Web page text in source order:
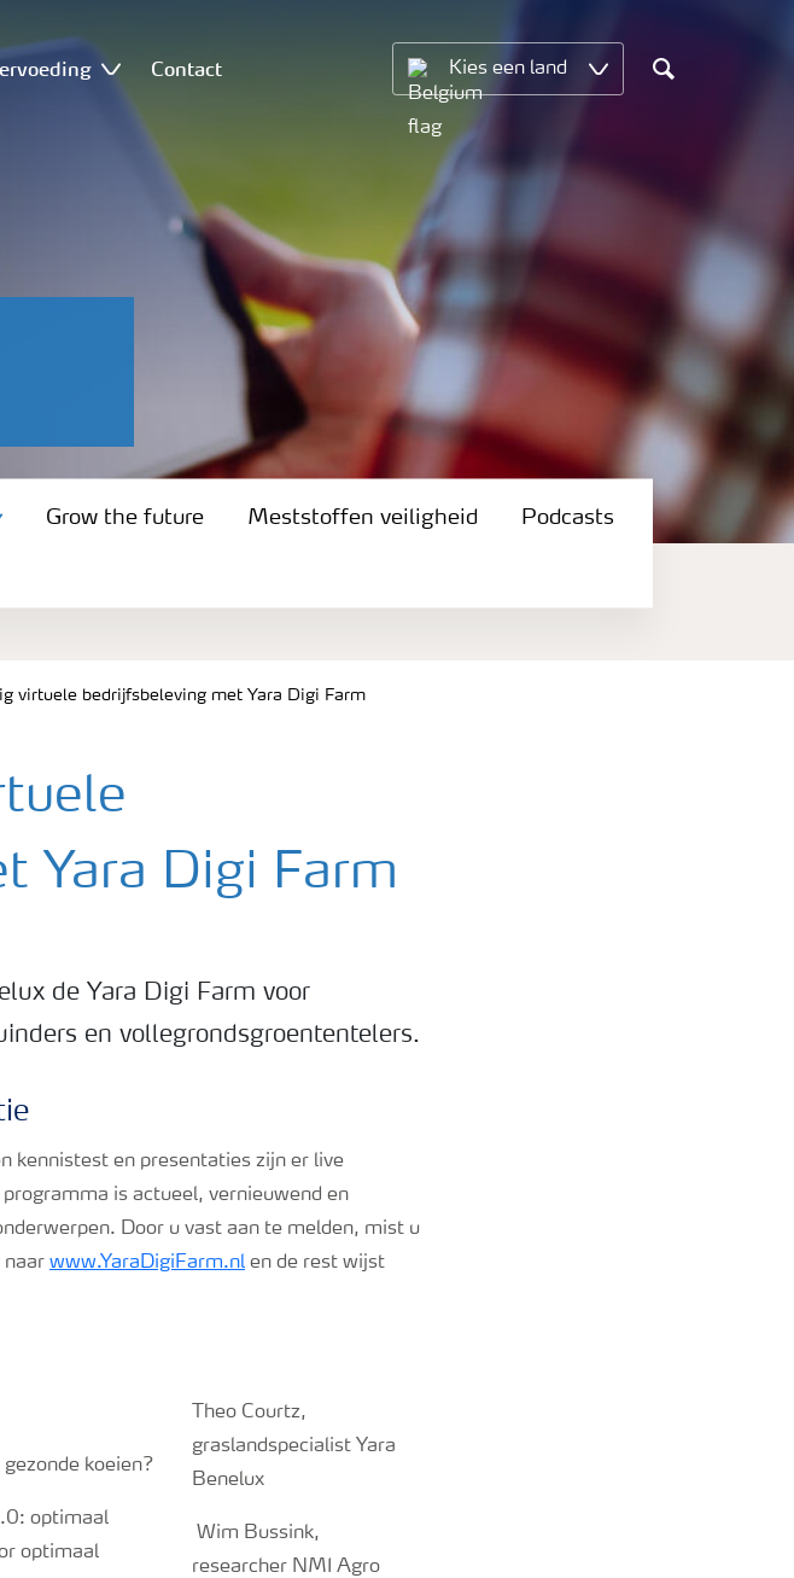
Contact Kies een land
Search
Grow the future Meststoffen veiligheid Podcasts
virtuele bedrijfsbeleving met Yara Digi Farm
Yara Digi Farm
de Yara Digi Farm voor
en vollegrondsgroententelers.
kennistest en presentaties zijn er live
is actueel, vernieuwend en
Door u vast aan te melden, mist u
naar www.YaraDigiFarm.nl en de rest wijst
koeien?
optimaal
optimaal
Theo Courtz,
graslandspecialist Yara
Benelux
Wim Bussink,
researcher NMI Agro